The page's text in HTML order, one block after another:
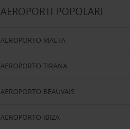
AEROPORTI POPOLARI
AEROPORTO MALTA
AEROPORTO TIRANA
AEROPORTO BEAUVAIS
AEROPORTO IBIZA